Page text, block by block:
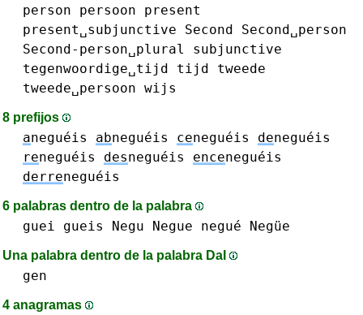
person
persoon
present
present␣subjunctive
Second
Second␣person
Second-person␣plural
subjunctive
tegenwoordige␣tijd
tijd
tweede
tweede␣persoon wijs
8 prefijos
aneguéis abneguéis ceneguéis deneguéis
reneguéis desneguéis enceneguéis
derreneguéis
6 palabras dentro de la palabra
guei gueis Negu Negue negué Negüe
Una palabra dentro de la palabra DaI
gen
4 anagramas